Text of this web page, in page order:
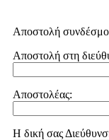
Αποστολή
Αποστολή στη
Αποστολέας:
Η δική σας